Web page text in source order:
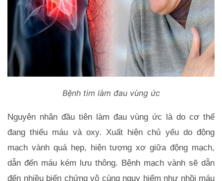
Bệnh tim làm đau vùng ức
Nguyên nhân đầu tiên làm đau vùng ức là do cơ thể
đang thiếu máu và oxy. Xuất hiện chủ yếu do động
mạch vành quá hẹp, hiện tượng xơ giữa động mạch,
dẫn đến máu kém lưu thông. Bệnh mạch vành sẽ dẫn
đến nhiều biến chứng vô cùng nguy hiểm như nhồi máu